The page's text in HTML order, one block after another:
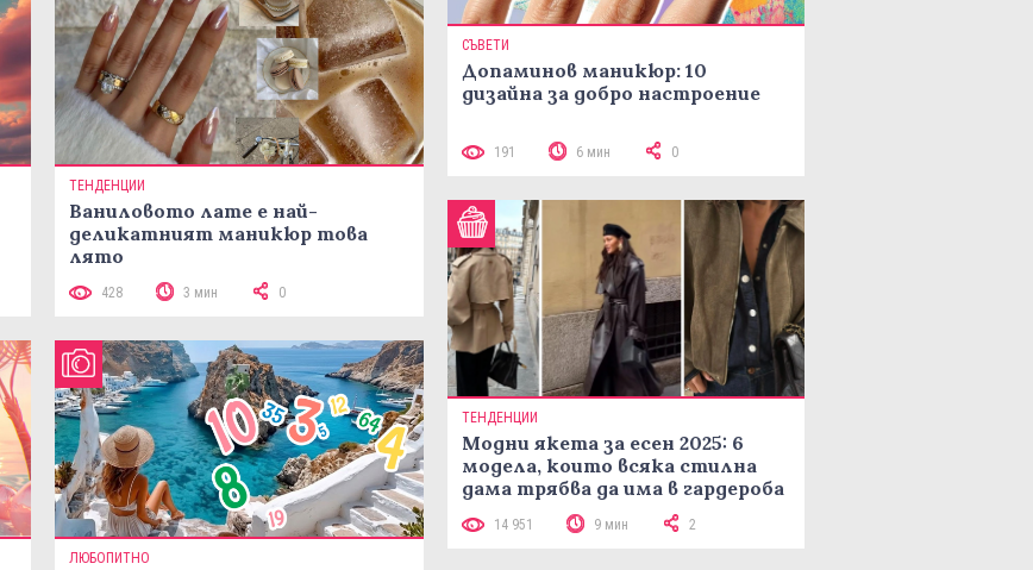
ТЕНДЕНЦИИ
Ваниловото лате е най-
деликатният маникюр това
лято
428 3 мин 0
ЛЮБОПИТНО
СЪВЕТИ
Допаминов маникюр: 10
дизайна за добро настроение
191 6 мин 0
ТЕНДЕНЦИИ
Модни якета за есен 2025: 6
модела, които всяка стилна
дама трябва да има в гардероба
14 951 9 мин 2